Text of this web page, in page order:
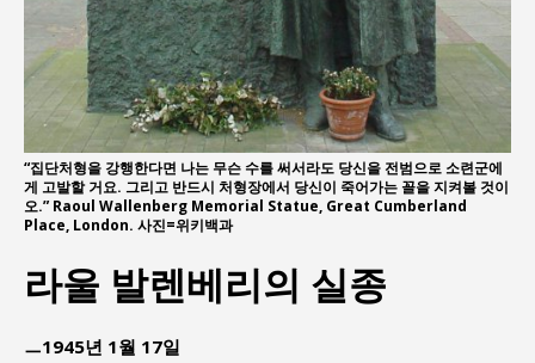
“집단처형을 강행한다면 나는 무슨 수를 써서라도 당신을 전범으로 소련군에
게 고발할 거요. 그리고 반드시 처형장에서 당신이 죽어가는 꼴을 지켜볼 것이
오.” Raoul Wallenberg Memorial Statue, Great Cumberland
Place, London. 사진=위키백과
라울 발렌베리의 실종
ㅡ1945년 1월 17일